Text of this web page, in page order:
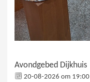
Avondgebed Dijkhuis
20-08-2026 om 19:00